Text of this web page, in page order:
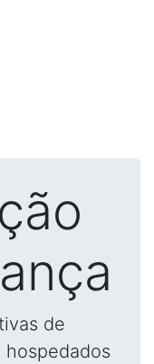
de
hospedados